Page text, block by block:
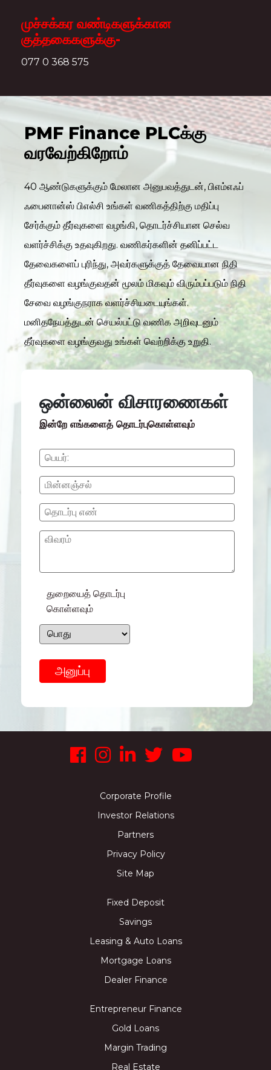
முச்சக்கர வண்டிகளுக்கான
குத்தகைகளுக்கு-
077 0 368 575
PMF Finance PLCக்கு
வரவேற்கிறோம்
40 ஆண்டுகளுக்கும் மேலான அனுபவத்துடன், பிஎம்எஃப்
ஃபைனான்ஸ் பிஎல்சி உங்கள் வணிகத்திற்கு மதிப்பு
சேர்க்கும் தீர்வுகளை வழங்கி, தொடர்ச்சியான செல்வ
வளர்ச்சிக்கு உதவுகிறது. வணிகர்களின் தனிப்பட்ட
தேவைகளைப் புரிந்து, அவர்களுக்குத் தேவையான நிதி
தீர்வுகளை வழங்குவதன் மூலம் மிகவும் விரும்பப்படும் நிதி
சேவை வழங்குநராக வளர்ச்சியடையுங்கள்.
மனிதநேயத்துடன் செயல்பட்டு வணிக அறிவுடனும்
தீர்வுகளை வழங்குவது உங்கள் வெற்றிக்கு உறுதி.
ஒன்லைன் விசாரணைகள்
இன்றே எங்களைத் தொடர்புகொள்ளவும்
துறையைத் தொடர்பு
கொள்ளவும்
Corporate Profile
Investor Relations
Partners
Privacy Policy
Site Map
Fixed Deposit
Savings
Leasing & Auto Loans
Mortgage Loans
Dealer Finance
Entrepreneur Finance
Gold Loans
Margin Trading
Real Estate